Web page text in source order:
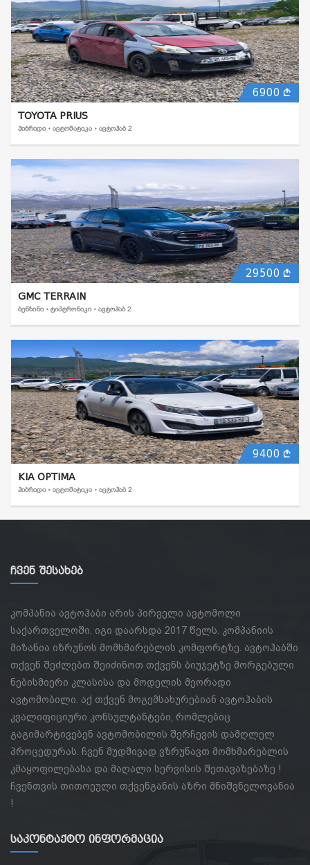
6900
TOYOTA PRIUS
ᲰᲘᲑᲠᲘᲓᲘ • ᲐᲕᲢᲝᲛᲐᲢᲘᲙᲐ • ᲐᲕᲢᲝᲰᲐᲑ 2
29500
GMC TERRAIN
ᲑᲔᲜᲖᲘᲜᲘ • ᲢᲘᲞᲢᲠᲝᲜᲘᲙᲘ • ᲐᲕᲢᲝᲰᲐᲑ 2
9400
KIA OPTIMA
ᲰᲘᲑᲠᲘᲓᲘ • ᲐᲕᲢᲝᲛᲐᲢᲘᲙᲐ • ᲐᲕᲢᲝᲰᲐᲑ 2
Ჩვენ Შესახებ
კომპანია ავტოჰაბი არის პირველი ავტომოლი
საქართველოში. იგი დაარსდა 2017 წელს. კომპანიის
მიზანია იზრუნოს მომხმარებლის კომფორტზე. ავტოჰაბში
თქვენ შეძლებთ შეიძინოთ თქვენს ბიუჯეტზე მორგებული
ნებისმიერი კლასისა და მოდელის მეორადი
ავტომობილი. აქ თქვენ მოგემსახურებიან ავტოჰაბის
კვალიფიციური კონსულტანტები, რომლებიც
გაგიმარტივებენ ავტომობილის შერჩევის დამღლელ
პროცედურას. ჩვენ მუდმივად ვზრუნავთ მომხმარებლის
კმაყოფილებასა და მაღალი სერვისის შეთავაზებაზე !
ჩვენთვის თითოეული თქვენგანის აზრი მნიშვნელოვანია
!
Საკონტაქტო Ინფორმაცია